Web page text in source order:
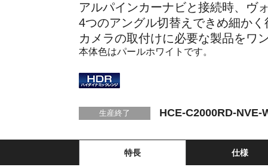
アルパインカーナビと接続時、ヴ
4つのアングル切替えできめ細かく
カメラの取付けに必要な製品をワ
本体色はパールホワイトです。
生産終了 HCE-C2000RD-NVE-
特長 仕様